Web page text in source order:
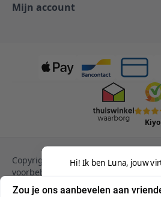
Mijn account
Copyright © 2013-heden Magento.
voorbehouden.
Privacy Policy
Zou je ons aanbevelen aan
Hi! Ik ben